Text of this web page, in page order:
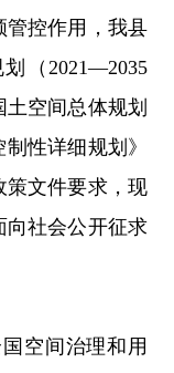
管控作用，我县
（ 2021—2035
空间总体规划
性详细规划》
策文件要求，现
向社会公开征求
空间治理和用